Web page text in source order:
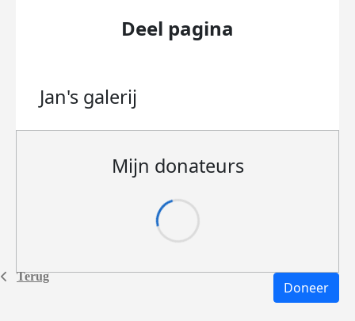
Terug
Deel pagina
Jan's galerij
Mijn donateurs
Doneer